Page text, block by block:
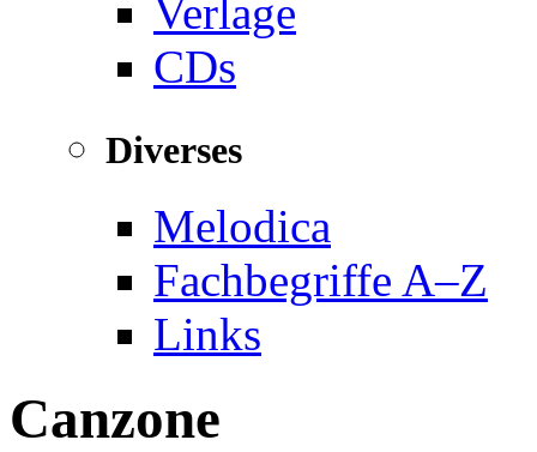
Verlage
CDs
Diverses
Melodica
Fachbegriffe A–Z
Links
Canzone